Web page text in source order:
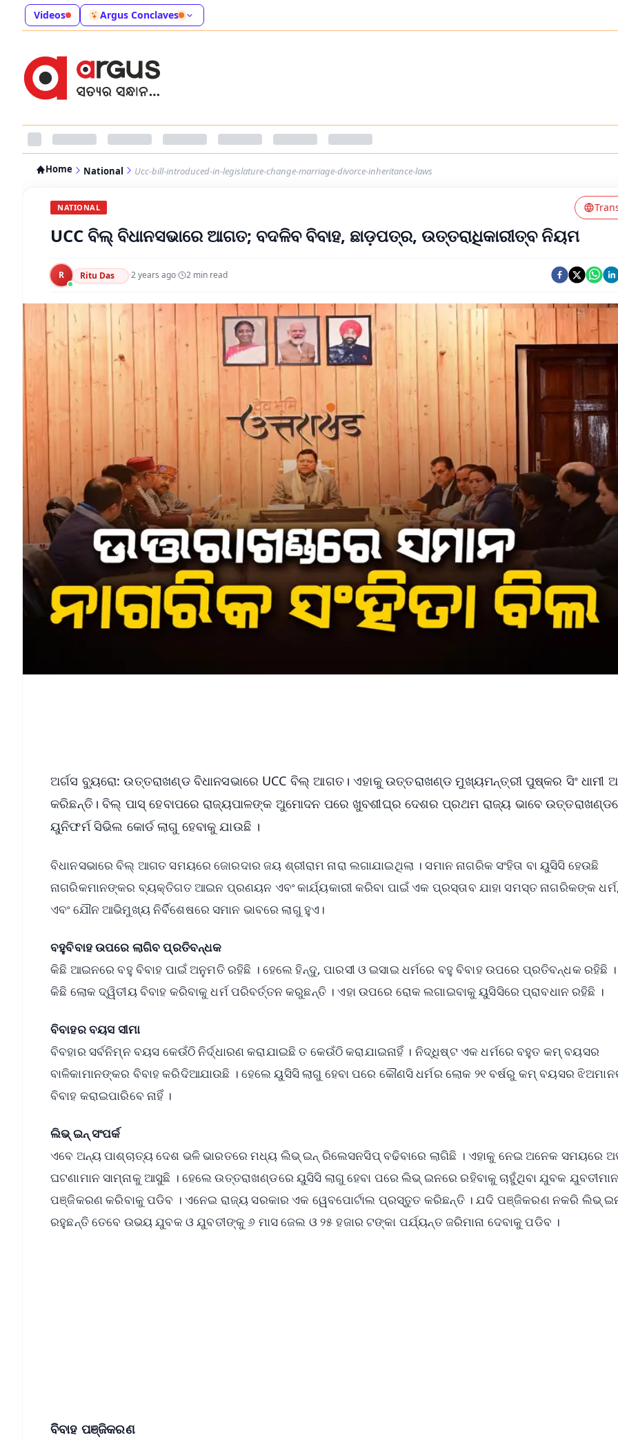
Videos Argus Conclaves
Home National Ucc-bill-introduced-in-legislature-change-marriage-divorce-inheritance-laws
NATIONAL
UCC ବିଲ୍ ବିଧାନସଭାରେ ଆଗତ; ବଦଳିବ ବିବାହ, ଛାଡ଼ପତ୍ର, ଉତ୍ତରାଧିକାରୀତ୍ବ ନିୟମ
R Ritu Das ·2 years ago· 2 min read
ଅର୍ଗସ ବ୍ୟୁରୋ: ଉତ୍ତରାଖଣ୍ଡ ବିଧାନସଭାରେ UCC ବିଲ୍ ଆଗତ। ଏହାକୁ ଉତ୍ତରାଖଣ୍ଡ ମୁଖ୍ୟମନ୍ତ୍ରୀ ପୁଷ୍କର ସିଂ ଧାମୀ
କରିଛନ୍ତି। ବିଲ୍ ପାସ୍ ହେବାପରେ ରାଜ୍ୟପାଳଙ୍କ ଅୁମୋଦନ ପରେ ଖୁବଶୀଘ୍ର ଦେଶର ପ୍ରଥମ ରାଜ୍ୟ ଭାବେ
ୟୁନିଫର୍ମ ସିଭିଲ କୋର୍ଡ ଲାଗୁ ହେବାକୁ ଯାଉଛି ।
ବିଧାନସଭାରେ ବିଲ୍ ଆଗତ ସମୟରେ ଜୋରଦାର ଜୟ ଶ୍ରୀରାମ ନାରା ଲଗାଯାଇଥିଲା । ସମାନ ନାଗରିକ ସଂହିତା ବା ୟୁସିସି ହେଉଛି
ନାଗରିକମାନଙ୍କର ବ୍ୟକ୍ତିଗତ ଆଇନ ପ୍ରଣୟନ ଏବଂ କାର୍ଯ୍ୟକାରୀ କରିବା ପାଇଁ ଏକ ପ୍ରସ୍ତାବ ଯାହା ସମସ୍ତ ନାଗରିକଙ୍କ
ଏବଂ ଯୌନ ଆଭିମୁଖ୍ୟ ନିର୍ବିଶେଷରେ ସମାନ ଭାବରେ ଲାଗୁ ହୁଏ।
ବହୁବିବାହ ଉପରେ ଲାଗିବ ପ୍ରତିବନ୍ଧକ
କିଛି ଆଇନରେ ବହୁ ବିବାହ ପାଇଁ ଅନୁମତି ରହିଛି । ହେଲେ ହିନ୍ଦୁ, ପାରସୀ ଓ ଇସାଇ ଧର୍ମରେ ବହୁ ବିବାହ ଉପରେ ପ୍ରତିବନ୍ଧକ ରହିଛି
କିଛି ଲୋକ ଦ୍ୱିତୀୟ ବିବାହ କରିବାକୁ ଧର୍ମ ପରିବର୍ତ୍ତନ କରୁଛନ୍ତି । ଏହା ଉପରେ ରୋକ ଲଗାଇବାକୁ ୟୁସିସିରେ ପ୍ରାବଧାନ ରହିଛି ।
ବିବାହର ବୟସ ସୀମା
ବିବହାର ସର୍ବନିମ୍ନ ବୟସ କେଉଁଠି ନିର୍ଦ୍ଧାରଣ କରାଯାଇଛି ତ କେଉଁଠି କରାଯାଇନାହିଁ । ନିଦ୍ଧିଷ୍ଟ ଏକ ଧର୍ମରେ ବହୁତ କମ୍ ବୟସର
ବାଳିକାମାନଙ୍କର ବିବାହ କରିଦିଆଯାଉଛି । ହେଲେ ୟୁସିସି ଲାଗୁ ହେବା ପରେ କୌଣସି ଧର୍ମର ଲୋକ ୨୧ ବର୍ଷରୁ କମ୍ ବୟସର
ବିବାହ କରାଇପାରିବେ ନାହିଁ ।
ଲିଭ୍ ଇନ୍ ସଂପର୍କ
ଏବେ ଅନ୍ୟ ପାଶ୍ଚାତ୍ୟ ଦେଶ ଭଳି ଭାରତରେ ମଧ୍ୟ ଲିଭ୍ ଇନ୍ ରିଲେସନସିପ୍ ବଢିବାରେ ଲାଗିଛି । ଏହାକୁ ନେଇ ଅନେକ ସମୟରେ
ଘଟଣାମାନ ସାମ୍ନାକୁ ଆସୁଛି । ହେଲେ ଉତ୍ତରାଖଣ୍ଡରେ ୟୁସିସି ଲାଗୁ ହେବା ପରେ ଲିଭ୍ ଇନରେ ରହିବାକୁ ଚାହୁଁଥିବା ଯୁବକ
ପଞ୍ଜିକରଣ କରିବାକୁ ପଡିବ । ଏନେଇ ରାଜ୍ୟ ସରକାର ଏକ ୱେବପୋର୍ଟାଲ ପ୍ରସ୍ତୁତ କରିଛନ୍ତି । ଯଦି ପଞ୍ଜିକରଣ ନକରି ଲିଭ୍
ରହୁଛନ୍ତି ତେବେ ଉଭୟ ଯୁବକ ଓ ଯୁବତୀଙ୍କୁ ୬ ମାସ ଜେଲ ଓ ୨୫ ହଜାର ଟଙ୍କା ପର୍ଯ୍ୟନ୍ତ ଜରିମାନା ଦେବାକୁ ପଡିବ ।
ବିିବାହ ପଞ୍ଜିକରଣ